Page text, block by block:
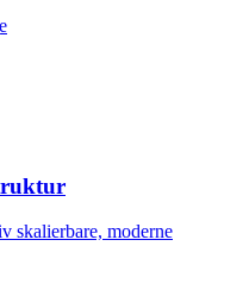
skalierbare, moderne